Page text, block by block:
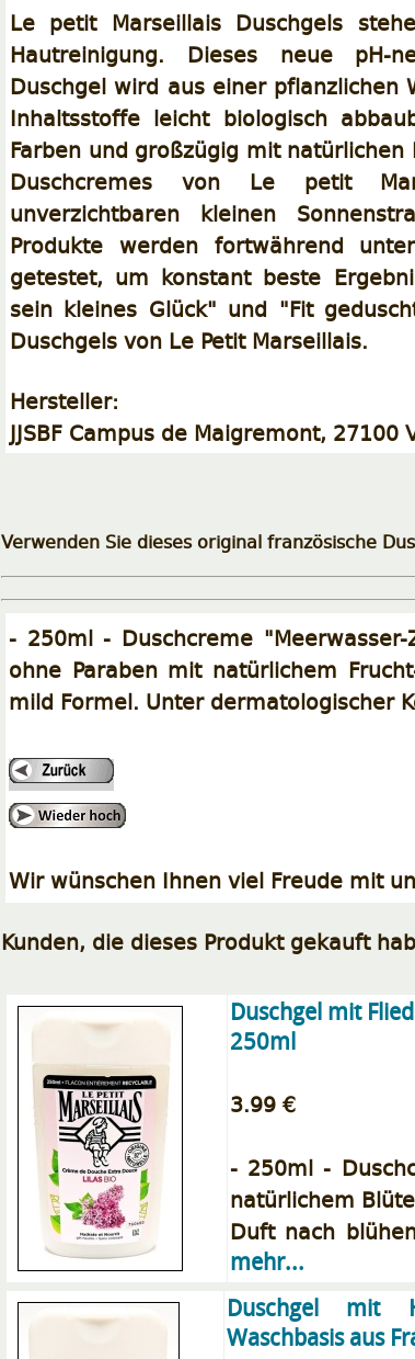
Le petit Marseillais Duschgels
Hautreinigung. Dieses neue pH-
Duschgel wird aus einer pflanzlichen
Inhaltsstoffe leicht biologisch
Farben und großzügig mit
Duschcremes von Le petit
unverzichtbaren kleinen
Produkte werden fortwährend
getestet, um konstant beste
sein kleines Glück" und "Fit
Duschgels von Le Petit Marseillais.
Hersteller:
JJSBF Campus de Maigremont, 27100
Verwenden Sie dieses original französische
- 250ml - Duschcreme
ohne Paraben mit natürlichem
mild Formel. Unter dermatologischer
Wir wünschen Ihnen viel Freude mit
Kunden, die dieses Produkt gekauft
Duschgel mit
250ml
3.99 €
- 250ml -
natürlichem
Duft nach
mehr...
Duschgel mit
Waschbasis aus